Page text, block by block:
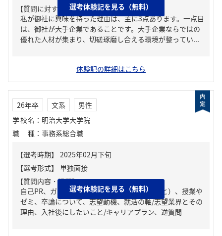
【質問に対する回答1】
私が御社に興味を持った理由は、主に3点あります。一点目
は、御社が大手企業であることです。大手企業ならではの
優れた人材が集まり、切磋琢磨し合える環境が整ってい...
選考体験記を見る（無料）
体験記の詳細はこちら
26年卒 文系
男性
学校名 ： 明治大学大学院
職種 ： 事務系総合職
【質問内容・課題】
自己PR、ガクチカ（学生時代に力を入れたこと）、授業や
ゼミ、卒論について、志望動機、就活の軸/志望業界とその
理由、入社後にしたいこと/キャリアプラン、逆質問
選考体験記を見る（無料）